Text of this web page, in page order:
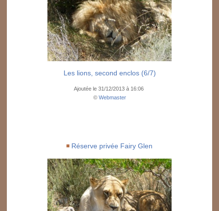
Les lions, second enclos (6/7)
Ajoutée le 31/12/2013 à 16:06
© Webmaster
Réserve privée Fairy Glen